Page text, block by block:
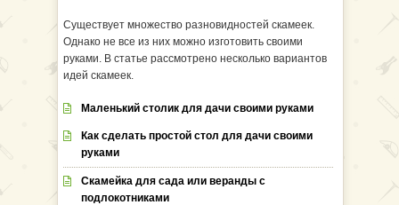
Существует множество разновидностей скамеек.
Однако не все из них можно изготовить своими
руками. В статье рассмотрено несколько вариантов
идей скамеек.
Маленький столик для дачи своими руками
Как сделать простой стол для дачи своими
руками
Скамейка для сада или веранды с
подлокотниками